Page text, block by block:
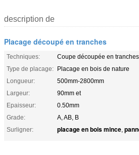
description de
Placage découpé en tranches
Techniques:
Coupe découpée en tranches
Type de placage: Placage en bois de nature
Longueur:
500mm-2800mm
Largeur:
90mm et
Epaisseur:
0.50mm
Grade:
A, AB, B
Surligner:
placage en bois mince,